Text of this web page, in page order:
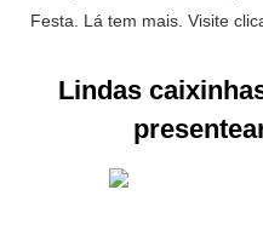
Festa. Lá tem mais. Visite
Lindas